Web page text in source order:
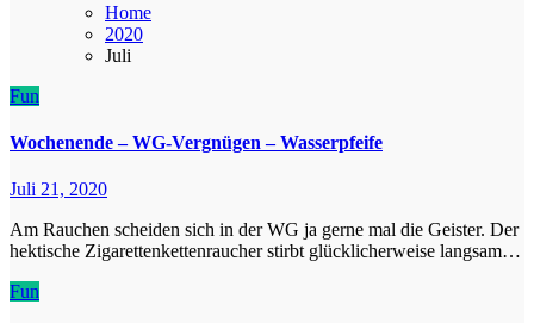
Home
2020
Juli
Fun
Wochenende – WG-Vergnügen – Wasserpfeife
Juli 21, 2020
Am Rauchen scheiden sich in der WG ja gerne mal die Geister. Der
hektische Zigarettenkettenraucher stirbt glücklicherweise langsam…
Fun